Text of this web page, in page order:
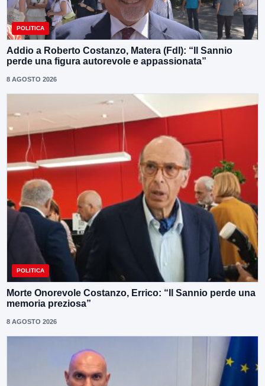
POLITICA
Addio a Roberto Costanzo, Matera (FdI): “Il Sannio
perde una figura autorevole e appassionata”
8 AGOSTO 2026
POLITICA
Morte Onorevole Costanzo, Errico: “Il Sannio perde una
memoria preziosa”
8 AGOSTO 2026